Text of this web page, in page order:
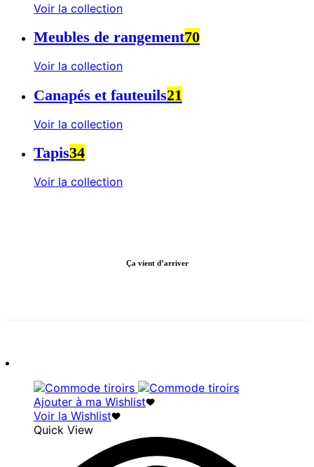
Voir la collection
Meubles de rangement70
Voir la collection
Canapés et fauteuils21
Voir la collection
Tapis34
Voir la collection
Ça vient d’arriver
Ajouter à ma Wishlist
Voir la Wishlist
Quick View